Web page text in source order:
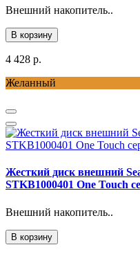
Внешний накопитель..
В корзину
4 428 р.
Желанный
Жесткий диск внешний
STKB1000401 One Touch
Внешний накопитель..
В корзину